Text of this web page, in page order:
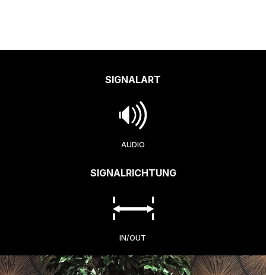
SIGNALART
AUDIO
SIGNALRICHTUNG
IN/OUT